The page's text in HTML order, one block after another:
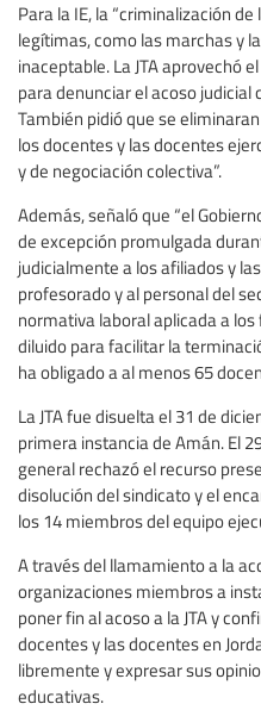
Para la IE, la “criminalización
legítimas, como las marchas y
inaceptable. La JTA aprovechó
para denunciar el acoso
También pidió que se
los docentes y las docentes
y de negociación colectiva”.
Además, señaló que “el
de excepción promulgada
judicialmente a los afiliados y
profesorado y al personal del
normativa laboral aplicada a
diluido para facilitar la
ha obligado a al menos 65
La JTA fue disuelta el 31 de
primera instancia de Amán. El
general rechazó el recurso
disolución del sindicato y el
los 14 miembros del equipo
A través del llamamiento a la
organizaciones miembros a
poner fin al acoso a la JTA y
docentes y las docentes en
libremente y expresar sus
educativas.